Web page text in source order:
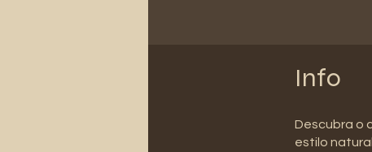
Info
Descubra o
estilo